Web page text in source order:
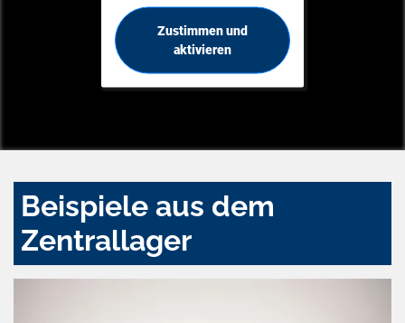
Zustimmen und
aktivieren
Beispiele aus dem
Zentrallager